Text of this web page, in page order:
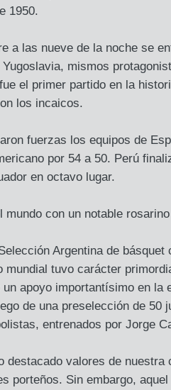
1950.
a las nueve de la noche se
mismos
el primer partido en la
los incaicos.
fuerzas los equipos de
por 54 a 50. Perú
en octavo lugar.
mundo con un notable rosarino
Argentina de
mundial tuvo carácter
apoyo importantísimo en la
de una preselección de 50
entrenados por Jorge
destacado valores de nuestra
porteños. Sin embargo,